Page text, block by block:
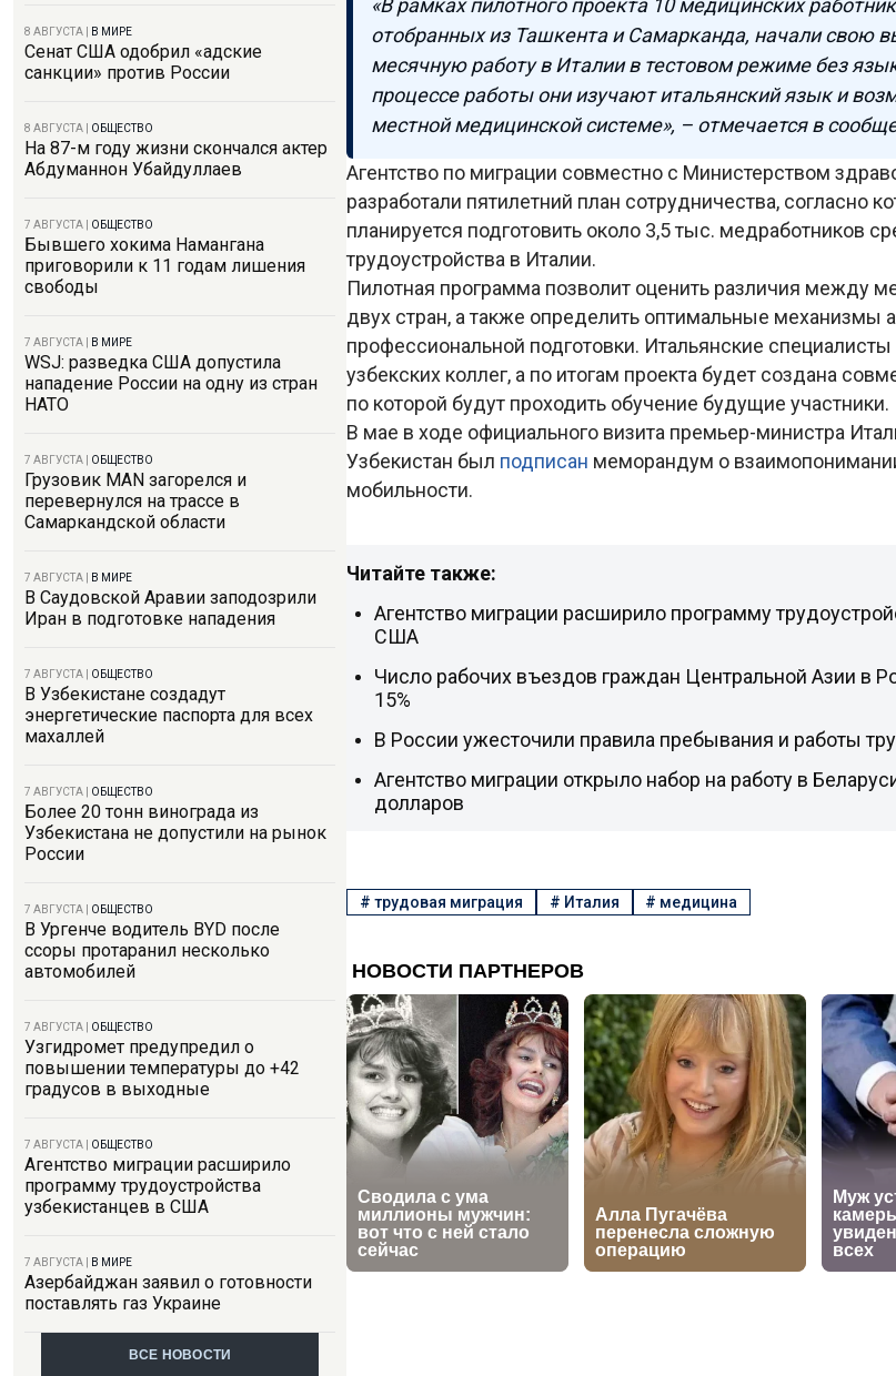
8 АВГУСТА В МИРЕ
Сенат США одобрил «адские
санкции» против России
8 АВГУСТА ОБЩЕСТВО
На 87-м году жизни скончался актер
Абдуманнон Убайдуллаев
7 АВГУСТА ОБЩЕСТВО
Бывшего хокима Намангана
приговорили к 11 годам лишения
свободы
7 АВГУСТА В МИРЕ
WSJ: разведка США допустила
нападение России на одну из стран
НАТО
7 АВГУСТА ОБЩЕСТВО
Грузовик MAN загорелся и
перевернулся на трассе в
Самаркандской области
7 АВГУСТА В МИРЕ
В Саудовской Аравии заподозрили
Иран в подготовке нападения
7 АВГУСТА ОБЩЕСТВО
В Узбекистане создадут
энергетические паспорта для всех
махаллей
7 АВГУСТА ОБЩЕСТВО
Более 20 тонн винограда из
Узбекистана не допустили на рынок
России
7 АВГУСТА ОБЩЕСТВО
В Ургенче водитель BYD после
ссоры протаранил несколько
автомобилей
7 АВГУСТА ОБЩЕСТВО
Узгидромет предупредил о
повышении температуры до +42
градусов в выходные
7 АВГУСТА ОБЩЕСТВО
Агентство миграции расширило
программу трудоустройства
узбекистанцев в США
7 АВГУСТА В МИРЕ
Азербайджан заявил о готовности
поставлять газ Украине
ВСЕ НОВОСТИ
отобранных из Ташкента и Самарканда, начали свою
месячную работу в Италии в тестовом режиме без
процессе работы они изучают итальянский язык и
местной медицинской системе», – отмечается в
Агентство по миграции совместно с Министерством
разработали пятилетний план сотрудничества, согласно
планируется подготовить около 3,5 тыс. медработников
трудоустройства в Италии.
Пилотная программа позволит оценить различия между
двух стран, а также определить оптимальные механизмы
профессиональной подготовки. Итальянские
узбекских коллег, а по итогам проекта будет создана
по которой будут проходить обучение будущие участники.
В мае в ходе официального визита премьер-министра
Узбекистан был подписан меморандум о
мобильности.
Читайте также:
Агентство миграции расширило программу
США
Число рабочих въездов граждан Центральной Азии в
15%
В России ужесточили правила пребывания и работы
Агентство миграции открыло набор на работу в
долларов
# трудовая миграция # Италия # медицина